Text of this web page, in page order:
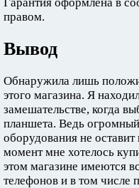
правом.
Вывод
Обнаружила лишь
этого магазина. Я
замешательстве, когда
планшета. Ведь
оборудования не
момент мне хотелось
этом магазине имеются
телефонов и в том числе